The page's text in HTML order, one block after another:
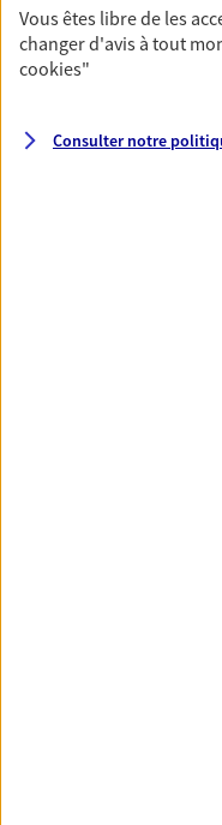
Santé
Couvrez vos
votre famille avec
Vous êtes libre de les
changer d'avis à tout
cookies"
Consulter notre